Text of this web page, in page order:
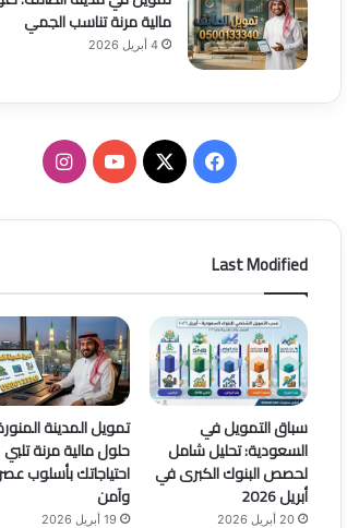
مالية مرنة تناسب الجمي
4 أبريل 2026
ف
ب
و
ك
u
T
u
b
e
ا
ت
ق
ر
ا
م
Last Modified
سباق التمويل في
السعودية: تحليل شامل
لحصص البنوك الكبرى في
أبريل 2026
20 أبريل 2026
تمويل المدينة
حلول مالية مرنة تلبي
احتياجاتك بأسلوب
وآمن
19 أبريل 2026